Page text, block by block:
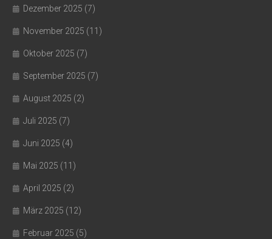
Dezember 2025 (7)
November 2025 (11)
Oktober 2025 (7)
September 2025 (7)
August 2025 (2)
Juli 2025 (7)
Juni 2025 (4)
Mai 2025 (11)
April 2025 (2)
März 2025 (12)
Februar 2025 (5)